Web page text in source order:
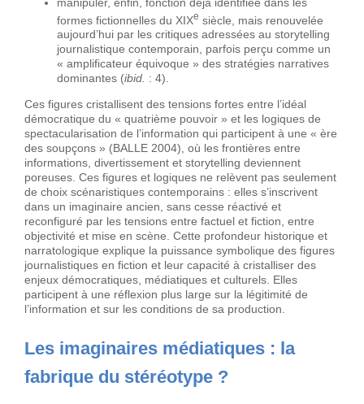
formes fictionnelles du XIXe siècle, mais renouvelée
aujourd’hui par les critiques adressées au storytelling
journalistique contemporain, parfois perçu comme un
« amplificateur équivoque » des stratégies narratives
dominantes (ibid. : 4).
Ces figures cristallisent des tensions fortes entre l’idéal
démocratique du « quatrième pouvoir » et les logiques de
spectacularisation de l’information qui participent à une « ère
des soupçons » (BALLE 2004), où les frontières entre
informations, divertissement et storytelling deviennent
poreuses. Ces figures et logiques ne relèvent pas seulement
de choix scénaristiques contemporains : elles s’inscrivent
dans un imaginaire ancien, sans cesse réactivé et
reconfiguré par les tensions entre factuel et fiction, entre
objectivité et mise en scène. Cette profondeur historique et
narratologique explique la puissance symbolique des figures
journalistiques en fiction et leur capacité à cristalliser des
enjeux démocratiques, médiatiques et culturels. Elles
participent à une réflexion plus large sur la légitimité de
l’information et sur les conditions de sa production.
Les imaginaires médiatiques : la
fabrique du stéréotype ?